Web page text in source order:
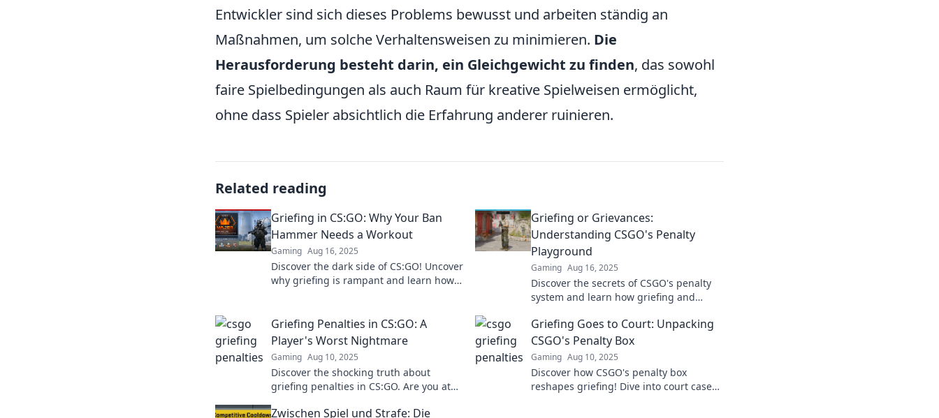
Entwickler sind sich dieses Problems bewusst und arbeiten ständig an
Maßnahmen, um solche Verhaltensweisen zu minimieren. Die
Herausforderung besteht darin, ein Gleichgewicht zu finden, das sowohl
faire Spielbedingungen als auch Raum für kreative Spielweisen ermöglicht,
ohne dass Spieler absichtlich die Erfahrung anderer ruinieren.
Related reading
Griefing in CS:GO: Why Your Ban
Hammer Needs a Workout
Gaming Aug 16, 2025
Discover the dark side of CS:GO! Uncover
why griefing is rampant and learn how
Griefing or Grievances:
Understanding CSGO's Penalty
Playground
Gaming Aug 16, 2025
Discover the secrets of CSGO's penalty
system and learn how griefing and
eye-opening blog post!
Griefing Penalties in CS:GO: A
Player's Worst Nightmare
Gaming Aug 10, 2025
Discover the shocking truth about
griefing penalties in CS:GO. Are you at
gameplay and avoid the nightmare!
Griefing Goes to Court: Unpacking
CSGO's Penalty Box
Gaming Aug 10, 2025
Discover how CSGO's penalty box
reshapes griefing! Dive into court cases
Zwischen Spiel und Strafe: Die